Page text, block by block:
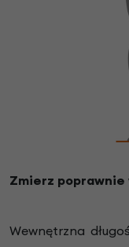
Zmierz poprawnie
Wewnętrzna